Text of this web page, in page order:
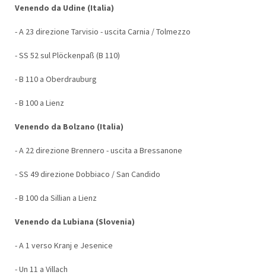
Venendo da Udine (Italia)
- A 23 direzione Tarvisio - uscita Carnia / Tolmezzo
- SS 52 sul Plöckenpaß (B 110)
- B 110 a Oberdrauburg
- B 100 a Lienz
Venendo da Bolzano (Italia)
- A 22 direzione Brennero - uscita a Bressanone
- SS 49 direzione Dobbiaco / San Candido
- B 100 da Sillian a Lienz
Venendo da Lubiana (Slovenia)
- A 1 verso Kranj e Jesenice
- Un 11 a Villach